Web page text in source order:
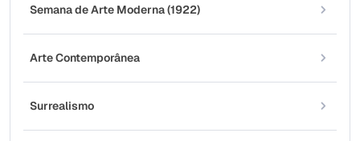
Semana de Arte Moderna (1922)
Arte Contemporânea
Surrealismo